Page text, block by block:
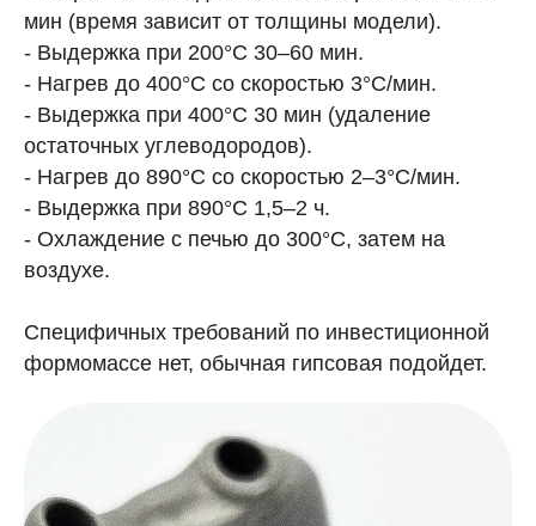
мин (время зависит от толщины модели).
- Выдержка при 200°C 30–60 мин.
- Нагрев до 400°C со скоростью 3°C/мин.
- Выдержка при 400°C 30 мин (удаление
остаточных углеводородов).
- Нагрев до 890°C со скоростью 2–3°C/мин.
- Выдержка при 890°C 1,5–2 ч.
- Охлаждение с печью до 300°C, затем на
воздухе.
Специфичных требований по инвестиционной
формомассе нет, обычная гипсовая подойдет.